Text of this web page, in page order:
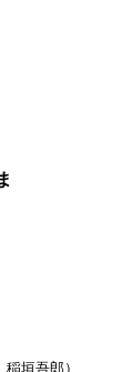
垣吾郎）